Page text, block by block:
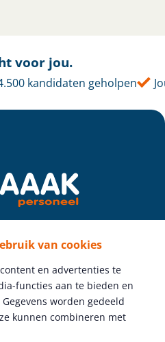
van cookies
en advertenties te
functies aan te bieden en
worden gedeeld
kunnen combineren met
voor jou.
kandidaten geholpen
ons
plaatsen